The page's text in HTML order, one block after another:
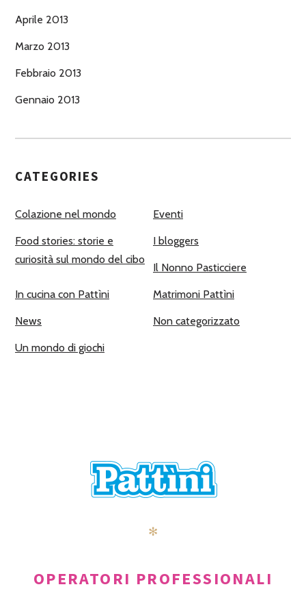
Aprile 2013
Marzo 2013
Febbraio 2013
Gennaio 2013
CATEGORIES
Colazione nel mondo Eventi
Food stories: storie e
curiosità sul mondo del cibo
I bloggers
Il Nonno Pasticciere
In cucina con Pattìni Matrimoni Pattìni
News Non categorizzato
Un mondo di giochi
✻
OPERATORI PROFESSIONALI